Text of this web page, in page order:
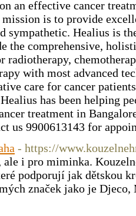
an effective cancer
is to provide
sympathetic. Healius is
the comprehensive,
radiotherapy,
with most advanced
care for cancer
has been helping
treatment in
us 9900613143 for
- https://
i pro miminka.
podporují jak dětskou
značek jako je